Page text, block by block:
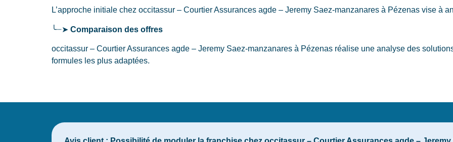
L’approche initiale chez occitassur – Courtier Assurances agde – Jeremy Saez-manzanares à Pézenas vise à
╰┈➤ Comparaison des offres
occitassur – Courtier Assurances agde – Jeremy Saez-manzanares à Pézenas réalise une analyse des
formules les plus adaptées.